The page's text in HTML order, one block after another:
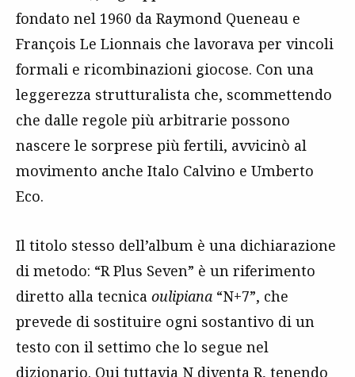
fondato nel 1960 da Raymond Queneau e
François Le Lionnais che lavorava per vincoli
formali e ricombinazioni giocose. Con una
leggerezza strutturalista che, scommettendo
che dalle regole più arbitrarie possono
nascere le sorprese più fertili, avvicinò al
movimento anche Italo Calvino e Umberto
Eco.
Il titolo stesso dell’album è una dichiarazione
di metodo: “R Plus Seven” è un riferimento
diretto alla tecnica oulipiana “N+7”, che
prevede di sostituire ogni sostantivo di un
testo con il settimo che lo segue nel
dizionario. Qui tuttavia N diventa R, tenendo